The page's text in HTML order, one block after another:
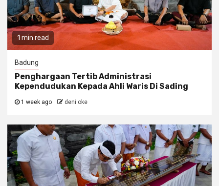
1 min read
Badung
Penghargaan Tertib Administrasi
Kependudukan Kepada Ahli Waris Di Sading
1 week ago deni oke